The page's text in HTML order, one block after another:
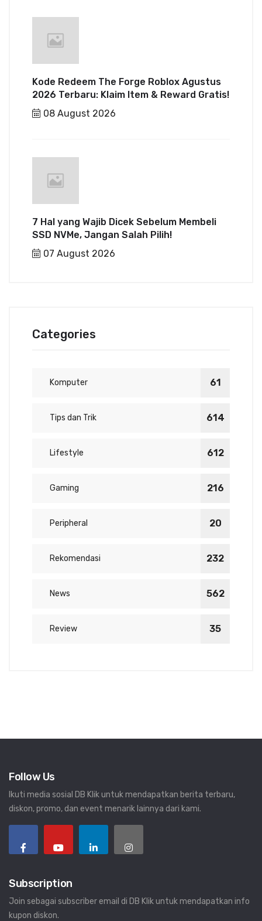
Kode Redeem The Forge Roblox Agustus
2026 Terbaru: Klaim Item & Reward Gratis!
08 August 2026
7 Hal yang Wajib Dicek Sebelum Membeli
SSD NVMe, Jangan Salah Pilih!
07 August 2026
Categories
Komputer 61
Tips dan Trik 614
Lifestyle 612
Gaming 216
Peripheral 20
Rekomendasi 232
News 562
Review 35
Follow Us
Ikuti media sosial DB Klik untuk mendapatkan berita terbaru,
diskon, promo, dan event menarik lainnya dari kami.
Subscription
Join sebagai subscriber email di DB Klik untuk mendapatkan info
kupon diskon.